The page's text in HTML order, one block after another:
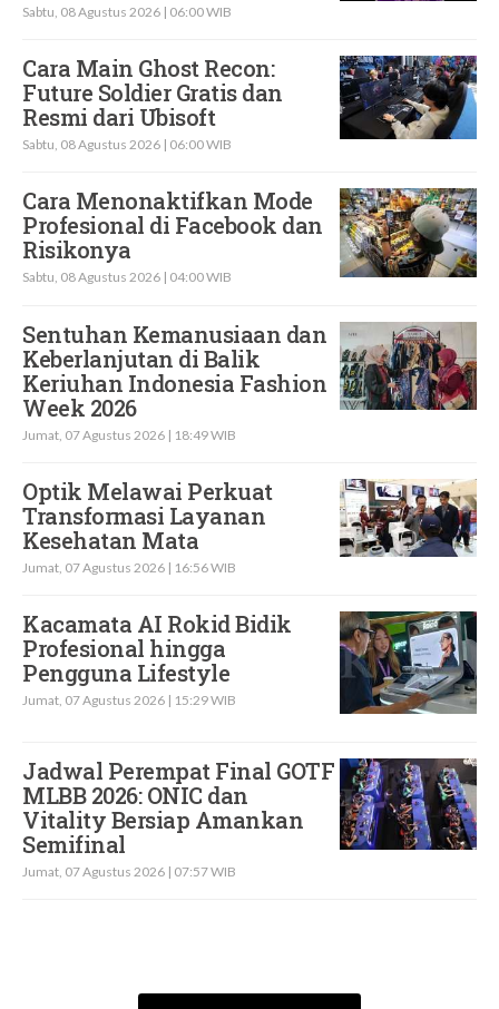
Sabtu, 08 Agustus 2026 | 06:00 WIB
Cara Main Ghost Recon:
Future Soldier Gratis dan
Resmi dari Ubisoft
Sabtu, 08 Agustus 2026 | 06:00 WIB
Cara Menonaktifkan Mode
Profesional di Facebook dan
Risikonya
Sabtu, 08 Agustus 2026 | 04:00 WIB
Sentuhan Kemanusiaan dan
Keberlanjutan di Balik
Keriuhan Indonesia Fashion
Week 2026
Jumat, 07 Agustus 2026 | 18:49 WIB
Optik Melawai Perkuat
Transformasi Layanan
Kesehatan Mata
Jumat, 07 Agustus 2026 | 16:56 WIB
Kacamata AI Rokid Bidik
Profesional hingga
Pengguna Lifestyle
Jumat, 07 Agustus 2026 | 15:29 WIB
Jadwal Perempat Final GOTF
MLBB 2026: ONIC dan
Vitality Bersiap Amankan
Semifinal
Jumat, 07 Agustus 2026 | 07:57 WIB